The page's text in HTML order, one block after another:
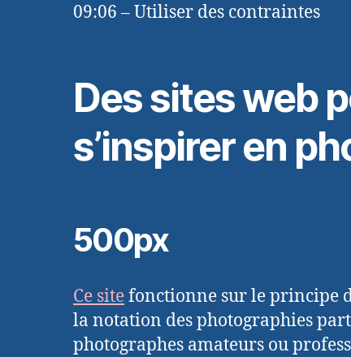
09:06 – Utiliser des contraintes
Des sites web
s’inspirer en
500px
Ce sitefonctionne sur le principe
la notation des photographies
photographes amateurs ou